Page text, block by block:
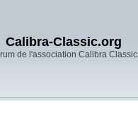
Calibra-Classic.org
de l'association Calibra Classic